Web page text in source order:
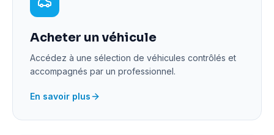
Acheter un véhicule
Accédez à une sélection de véhicules contrôlés et
accompagnés par un professionnel.
En savoir plus